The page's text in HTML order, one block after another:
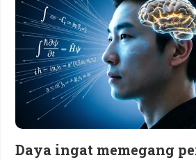
Daya ingat memegang